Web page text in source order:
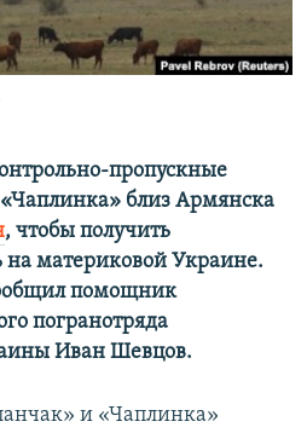
пропускные
близ Армянска
, чтобы получить
материковой Украине.
помощник
погранотряда
Иван Шевцов.
и «Чаплинка»